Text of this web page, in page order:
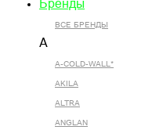
Бренды
ВСЕ БРЕНДЫ
A
A-COLD-WALL*
AKILA
ALTRA
ANGLAN